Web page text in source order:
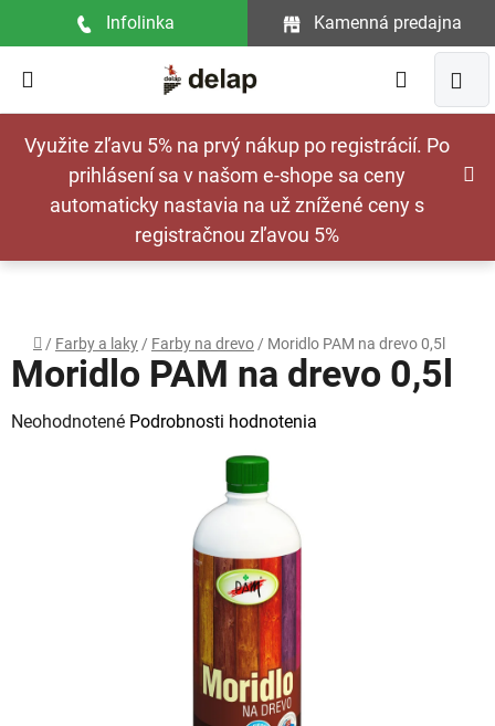
Využite zľavu 5% na prvý nákup po registrácií. Po
prihlásení sa v našom e-shope sa ceny
automaticky nastavia na už znížené ceny s
registračnou zľavou 5%
Infolinka Kamenná predajna
Hľadať
Domov
/ Farby a laky / Farby na drevo / Moridlo PAM na drevo 0,5l
Moridlo PAM na drevo 0,5l
Priemerné
Neohodnotené Podrobnosti hodnotenia